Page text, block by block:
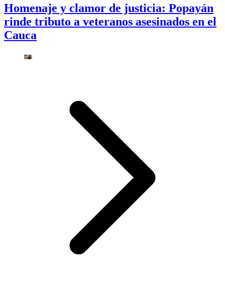
Homenaje y clamor de justicia: Popayán
rinde tributo a veteranos asesinados en el
Cauca